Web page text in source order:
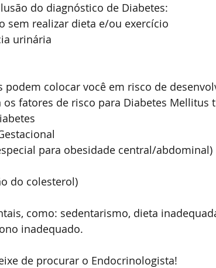
do diagnóstico de Diabetes:
sem realizar dieta e/ou exercício
urinária
podem colocar você em risco de
fatores de risco para Diabetes Mellitus
para obesidade central/abdominal)
do colesterol)
como: sedentarismo, dieta
inadequado.
de procurar o Endocrinologista!